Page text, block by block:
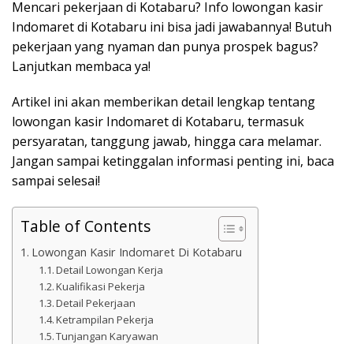
Mencari pekerjaan di Kotabaru? Info lowongan kasir
Indomaret di Kotabaru ini bisa jadi jawabannya! Butuh
pekerjaan yang nyaman dan punya prospek bagus?
Lanjutkan membaca ya!
Artikel ini akan memberikan detail lengkap tentang
lowongan kasir Indomaret di Kotabaru, termasuk
persyaratan, tanggung jawab, hingga cara melamar.
Jangan sampai ketinggalan informasi penting ini, baca
sampai selesai!
Table of Contents
Lowongan Kasir Indomaret Di Kotabaru
Detail Lowongan Kerja
Kualifikasi Pekerja
Detail Pekerjaan
Ketrampilan Pekerja
Tunjangan Karyawan